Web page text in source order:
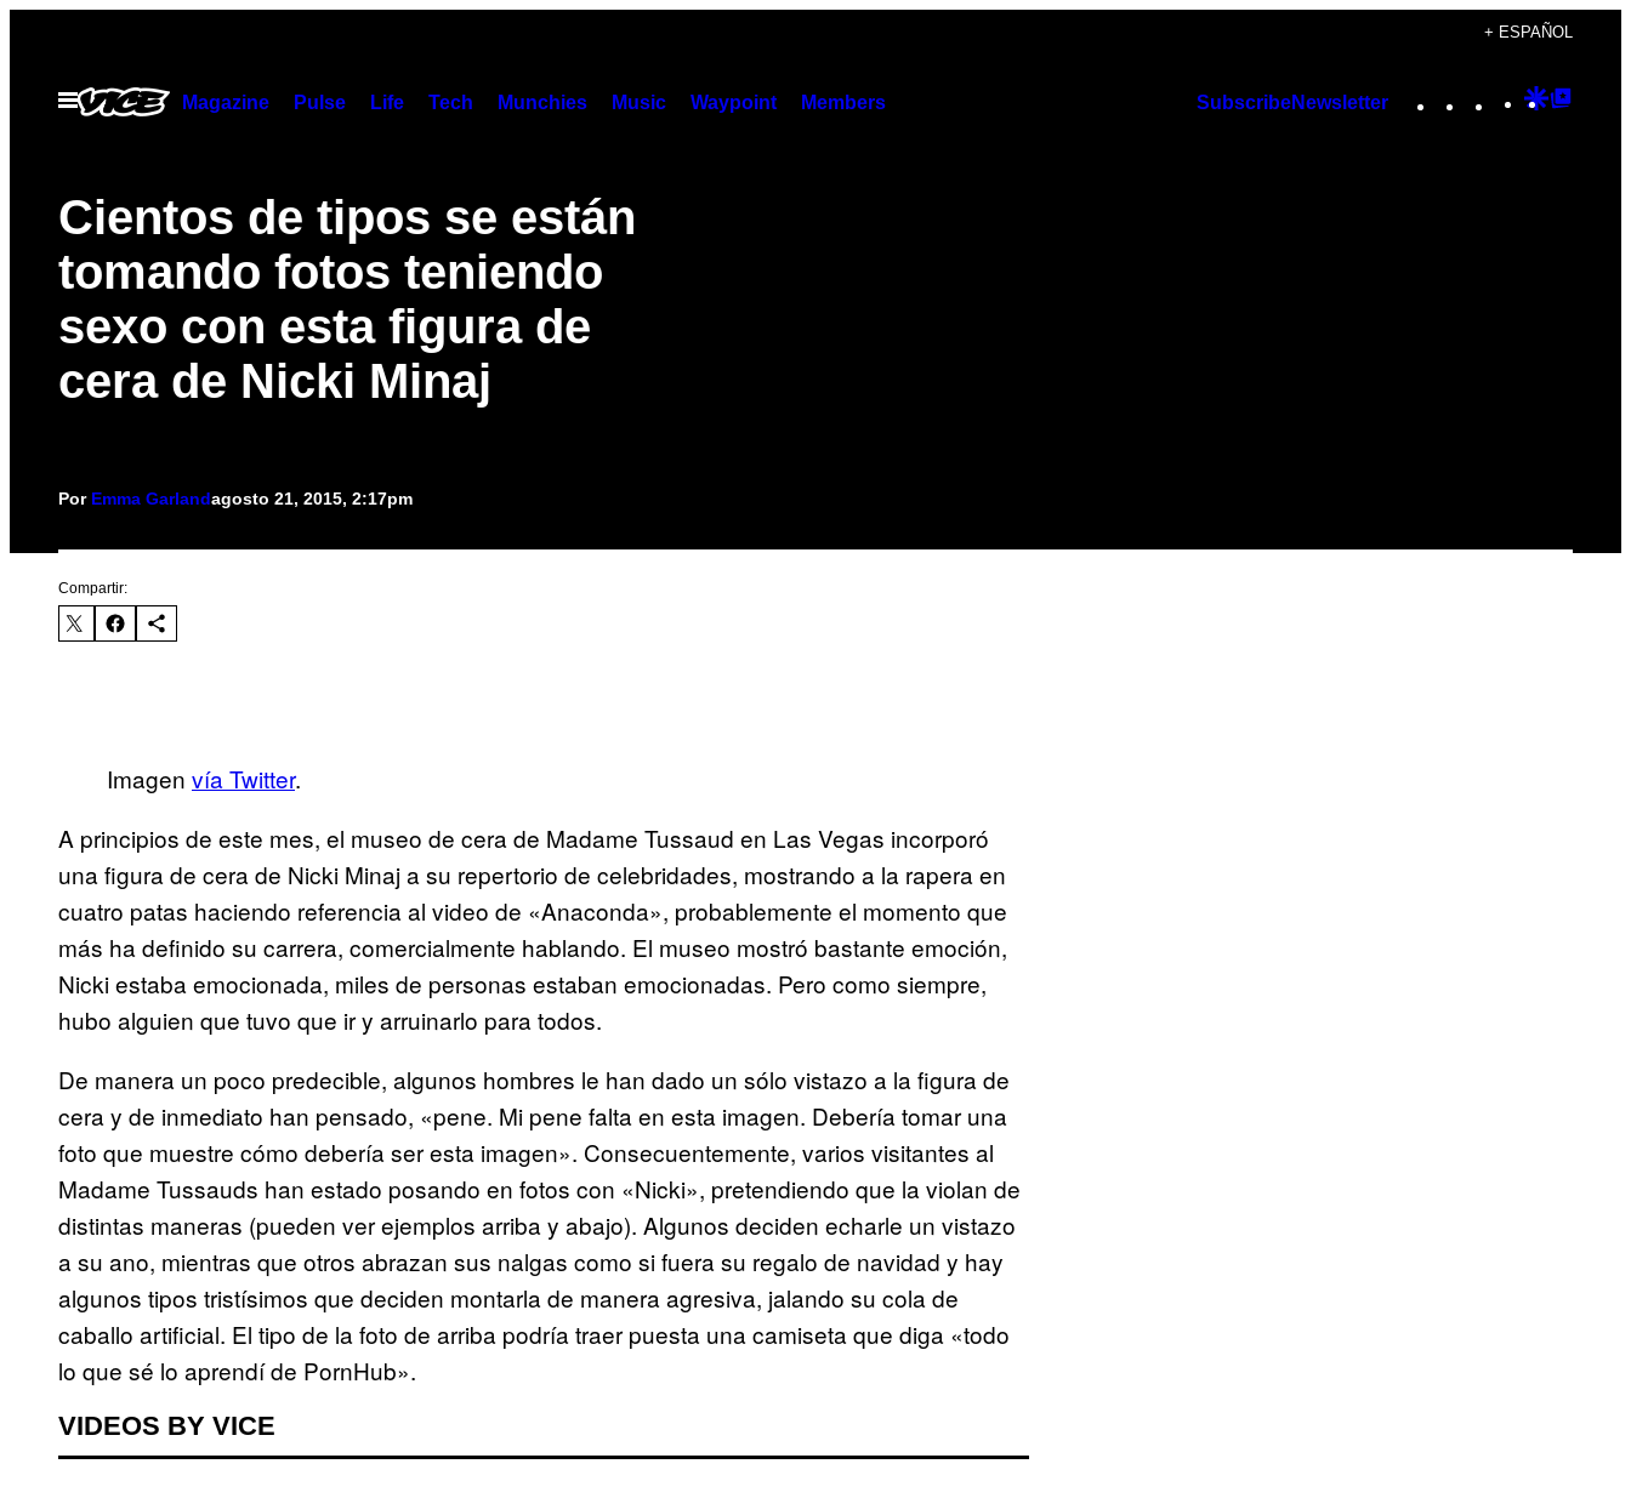
contenido
+ ESPAÑOL
Abrir
Menú
Magazine Pulse Life Tech Munchies Music Waypoint Members SubscribeNewsletter Instagram
TikTok
YouTube
Google
Cientos de tipos se están
tomando fotos teniendo
sexo con esta figura de
cera de Nicki Minaj
Por Emma Garlandagosto 21, 2015, 2:17pm
Compartir:
Imagen vía Twitter.
A principios de este mes, el museo de cera de Madame Tussaud en Las Vegas incorporó
una figura de cera de Nicki Minaj a su repertorio de celebridades, mostrando a la rapera en
cuatro patas haciendo referencia al video de «Anaconda», probablemente el momento que
más ha definido su carrera, comercialmente hablando. El museo mostró bastante emoción,
Nicki estaba emocionada, miles de personas estaban emocionadas. Pero como siempre,
hubo alguien que tuvo que ir y arruinarlo para todos.
De manera un poco predecible, algunos hombres le han dado un sólo vistazo a la figura de
cera y de inmediato han pensado, «pene. Mi pene falta en esta imagen. Debería tomar una
foto que muestre cómo debería ser esta imagen». Consecuentemente, varios visitantes al
Madame Tussauds han estado posando en fotos con «Nicki», pretendiendo que la violan de
distintas maneras (pueden ver ejemplos arriba y abajo). Algunos deciden echarle un vistazo
a su ano, mientras que otros abrazan sus nalgas como si fuera su regalo de navidad y hay
algunos tipos tristísimos que deciden montarla de manera agresiva, jalando su cola de
caballo artificial. El tipo de la foto de arriba podría traer puesta una camiseta que diga «todo
lo que sé lo aprendí de PornHub».
VIDEOS BY VICE